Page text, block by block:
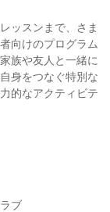
ッスンまで、さま
向けのプログラム
族や友人と一緒に
身をつなぐ特別な
的なアクティビテ
ブ